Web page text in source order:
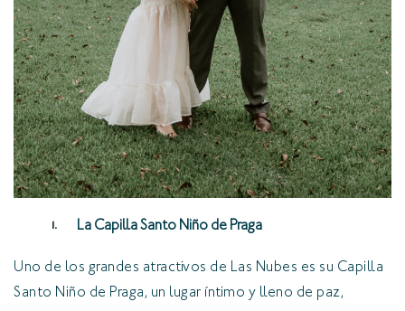
La Capilla Santo Niño de Praga
Uno de los grandes atractivos de Las Nubes es su Capilla
Santo Niño de Praga, un lugar íntimo y lleno de paz,